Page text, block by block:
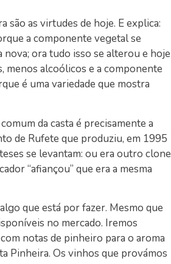
são as virtudes de hoje. E explica:
a componente vegetal se
ora tudo isso se alterou e hoje
menos alcoólicos e a componente
é uma variedade que mostra
da casta é precisamente a
de Rufete que produziu, em 1995
se levantam: ou era outro clone
“afiançou” que era a mesma
que está por fazer. Mesmo que
no mercado. Iremos
notas de pinheiro para o aroma
Pinheira. Os vinhos que provámos